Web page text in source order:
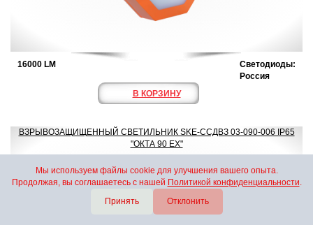
16000 LM
Светодиоды:
Россия
В КОРЗИНУ
ВЗРЫВОЗАЩИЩЕННЫЙ СВЕТИЛЬНИК SKE-ССДВЗ 03-090-006 IP65
"ОКТА 90 ЕХ"
Мы используем файлы cookie для улучшения вашего опыта.
Продолжая, вы соглашаетесь с нашей Политикой конфиденциальности.
Принять
Отклонить